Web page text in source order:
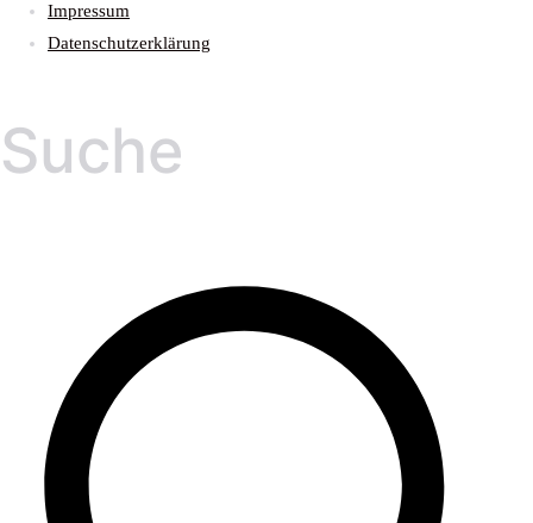
Impressum
Datenschutzerklärung
Suche